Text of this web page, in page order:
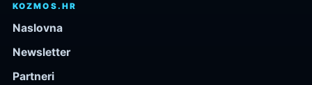
KOZMOS.HR
Naslovna
Newsletter
Partneri